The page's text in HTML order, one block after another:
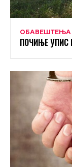
ОБАВЕШТЕЊА
ПОЧИЊЕ УПИС